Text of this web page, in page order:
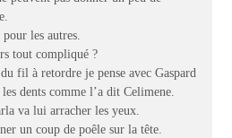
les autres.
tout compliqué ?
fil à retordre je pense avec Gaspard
dents comme l’a dit Celimene.
va lui arracher les yeux.
un coup de poêle sur la tête.